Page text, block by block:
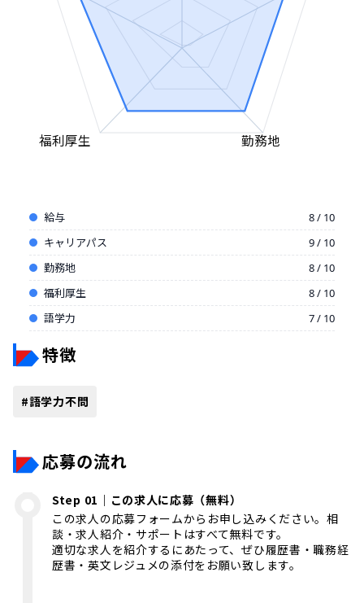
勤務地
福利厚生
給与
8 / 10
キャリアパス
9 / 10
勤務地
8 / 10
福利厚生
8 / 10
語学力
7 / 10
特徴
#語学力不問
応募の流れ
Step 01｜この求人に応募（無料）
この求人の応募フォームからお申し込みください。相
談・求人紹介・サポートはすべて無料です。
適切な求人を紹介するにあたって、ぜひ履歴書・職務経
歴書・英文レジュメの添付をお願い致します。